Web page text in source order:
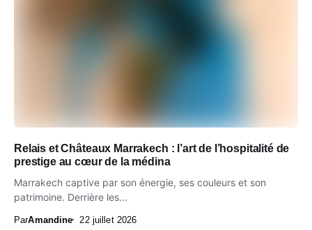
Relais et Châteaux Marrakech : l’art de l’hospitalité de
prestige au cœur de la médina
Marrakech captive par son énergie, ses couleurs et son
patrimoine. Derrière les...
ParAmandine 22 juillet 2026